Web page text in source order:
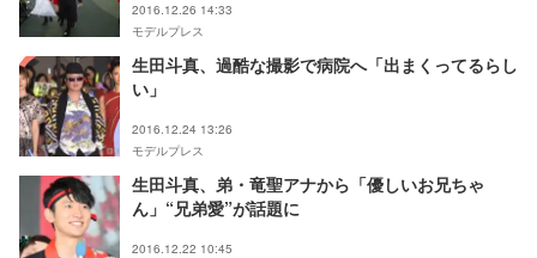
2016.12.26 14:33
モデルプレス
生田斗真、過酷な撮影で病院へ「出まくってるらし
い」
2016.12.24 13:26
モデルプレス
生田斗真、弟・竜聖アナから「優しいお兄ちゃ
ん」“兄弟愛”が話題に
2016.12.22 10:45